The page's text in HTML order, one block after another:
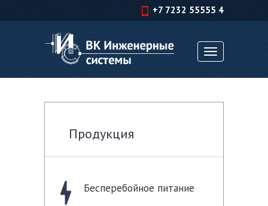
+7 7232 55555 4
Toggle
navigation
Продукция
Бесперебойное питание